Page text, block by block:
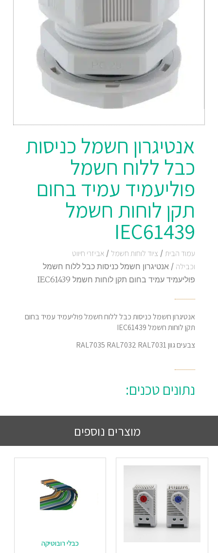
אנטיגרון חשמל כניסות
כבל ללוח חשמל
פוליעמיד עמיד בחום
תקן לוחות חשמל
IEC61439
עמוד הבית / ציוד לוחות חשמל / אביזרי חיווט
וכבילה / אנטיגרון חשמל כניסות כבל ללוח חשמל
פוליעמיד עמיד בחום תקן לוחות חשמל IEC61439
אנטיגרון חשמל כניסות כבל ללוח חשמל פוליעמיד עמיד בחום
תקן לוחות חשמל IEC61439
צבעים גוון RAL7035 RAL7032 RAL7031
נתונים טכנים:
מוצרים נוספים
כבלי רובוטיקה